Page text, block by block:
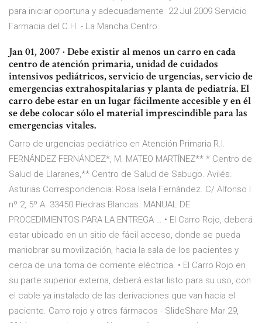
para iniciar oportuna y adecuadamente 22 Jul 2009 Servicio
Farmacia del C.H. - La Mancha Centro.
Jan 01, 2007 · Debe existir al menos un carro en cada
centro de atención primaria, unidad de cuidados
intensivos pediátricos, servicio de urgencias, servicio de
emergencias extrahospitalarias y planta de pediatría. El
carro debe estar en un lugar fácilmente accesible y en él
se debe colocar sólo el material imprescindible para las
emergencias vitales.
Carro de urgencias pediátrico en Atención Primaria R.I.
FERNÁNDEZ FERNÁNDEZ*, M. MATEO MARTÍNEZ** * Centro de
Salud de Llaranes,** Centro de Salud de Sabugo. Avilés.
Asturias Correspondencia: Rosa Isela Fernández. C/ Alfonso I
nº 2, 5º A. 33450 Piedras Blancas. MANUAL DE
PROCEDIMIENTOS PARA LA ENTREGA … • El Carro Rojo, deberá
estar ubicado en un sitio de fácil acceso, donde se pueda
maniobrar su movilización, hacia la sala de los pacientes y
cerca de una toma de corriente eléctrica. • El Carro Rojo en
su parte superior externa, deberá estar listo para su uso, con
el cable ya instalado de las derivaciones que van hacia el
paciente. Carro rojo y otros fármacos - SlideShare Mar 29,